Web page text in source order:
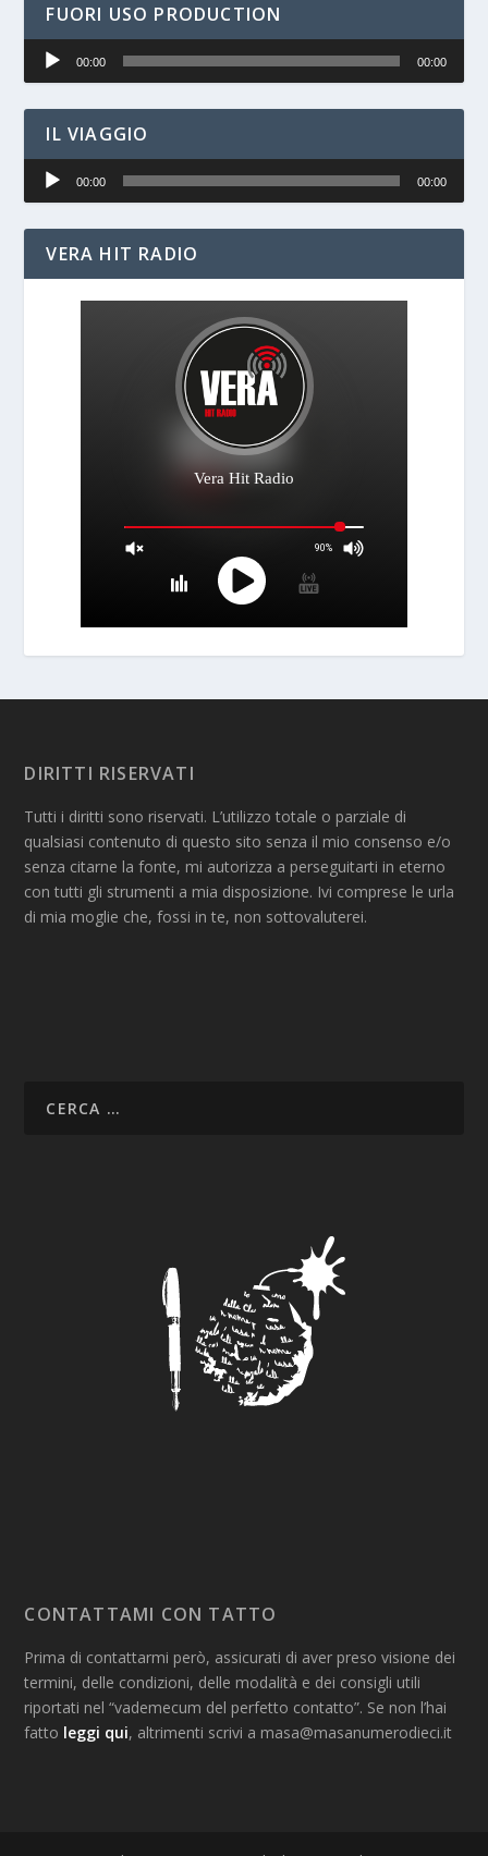
FUORI USO PRODUCTION
Audio
Player
00:00 00:00
IL VIAGGIO
Audio
Player
00:00 00:00
VERA HIT RADIO
DIRITTI RISERVATI
Tutti i diritti sono riservati. L’utilizzo totale o parziale di
qualsiasi contenuto di questo sito senza il mio consenso e/o
senza citarne la fonte, mi autorizza a perseguitarti in eterno
con tutti gli strumenti a mia disposizione. Ivi comprese le urla
di mia moglie che, fossi in te, non sottovaluterei.
CONTATTAMI CON TATTO
Prima di contattarmi però, assicurati di aver preso visione dei
termini, delle condizioni, delle modalità e dei consigli utili
riportati nel “vademecum del perfetto contatto”. Se non l’hai
fatto leggi qui, altrimenti scrivi a masa@masanumerodieci.it